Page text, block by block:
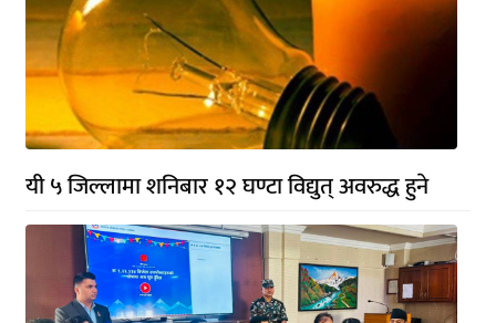
यी ५ जिल्लामा शनिबार १२ घण्टा विद्युत् अवरुद्ध हुने